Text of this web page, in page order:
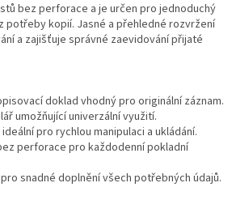
bez perforace a je určen pro jednoduchý
potřeby kopií. Jasné a přehledné rozvržení
a zajišťuje správné zaevidování přijaté
doklad vhodný pro originální záznam.
umožňující univerzální využití.
pro rychlou manipulaci a ukládání.
perforace pro každodenní pokladní
snadné doplnění všech potřebných údajů.